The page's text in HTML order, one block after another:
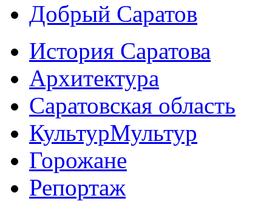
Добрый Саратов
История Саратова
Архитектура
Саратовская область
КультурМультур
Горожане
Репортаж